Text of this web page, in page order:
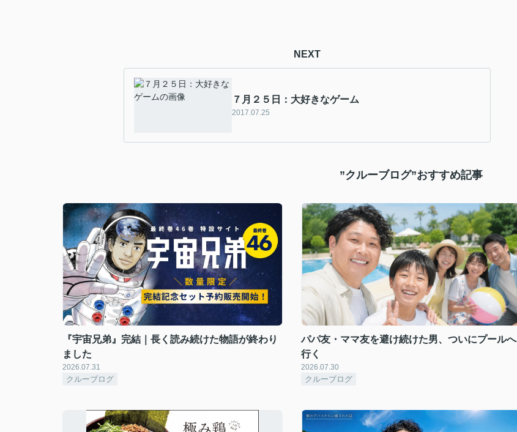
NEXT
７月２５日：大好きなゲーム
2017.07.25
”クルーブログ”おすすめ記事
『宇宙兄弟』完結｜長く読み続けた物語が終わり
ました
2026.07.31
クルーブログ
パパ友・ママ友を避け続けた男、ついにプールへ
行く
2026.07.30
クルーブログ